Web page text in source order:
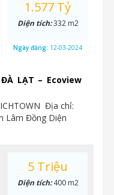
LẠT – Ecoview
Địa chỉ:
Lâm Đồng Diện
1.577 Tỷ
Diện tích:332 m2
Ngày đăng: 12-03-2024
5 Triệu
Diện tích:400 m2